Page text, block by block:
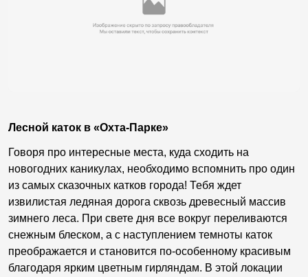
Лесной каток в «Охта-Парке»
Говоря про интересные места, куда сходить на
новогодних каникулах, необходимо вспомнить про один
из самых сказочных катков города! Тебя ждет
извилистая ледяная дорога сквозь древесный массив
зимнего леса. При свете дня все вокруг переливаются
снежным блеском, а с наступлением темноты каток
преображается и становится по-особенному красивым
благодаря ярким цветным гирляндам. В этой локации